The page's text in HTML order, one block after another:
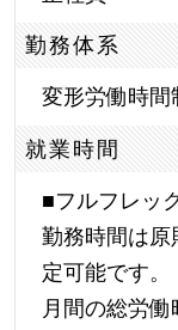
勤務体系
変形労働時間
就業時間
■フルフレッ
勤務時間は原
定可能です。
月間の総労